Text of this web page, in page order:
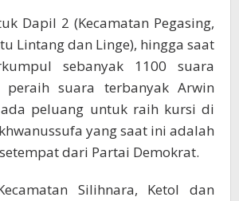
Dapil 2 (Kecamatan Pegasing,
Lintang dan Linge), hingga saat
sebanyak 1100 suara
peraih suara terbanyak Arwin
ada peluang untuk raih kursi di
yang saat ini adalah
dari Partai Demokrat.
Silihnara, Ketol dan